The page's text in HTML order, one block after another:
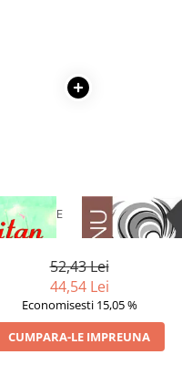
15 ANI DE
1 x ADAM SI
52,43 Lei
44,54 Lei
Economisesti 15,05 %
CUMPARA-LE IMPREUNA